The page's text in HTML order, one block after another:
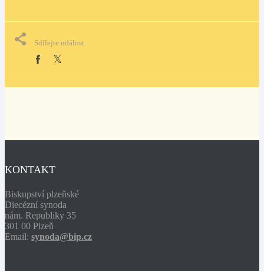
Sdílejte událost
KONTAKT
Biskupství plzeňské
Diecézní synoda
nám. Republiky 35
301 00 Plzeň
Email: synoda@bip.cz